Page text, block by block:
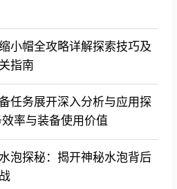
小帽全攻略详解探索技巧及
指南
任务展开深入分析与应用探
率与装备使用价值
泡探秘：揭开神秘水泡背后